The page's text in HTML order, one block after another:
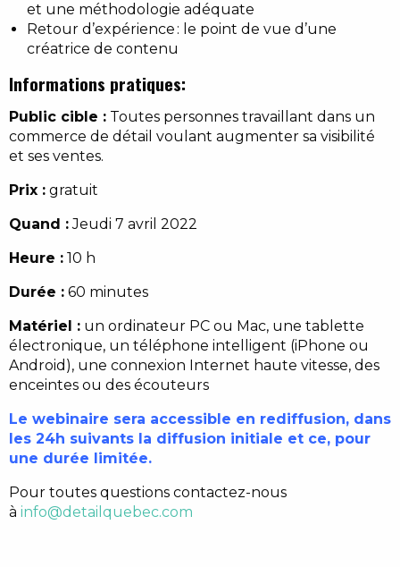
et une méthodologie adéquate
Retour d’expérience : le point de vue d’une
créatrice de contenu
Informations pratiques:
Public cible : Toutes personnes travaillant dans un
commerce de détail voulant augmenter sa visibilité
et ses ventes.
Prix : gratuit
Quand :Jeudi 7 avril 2022
Heure : 10 h
Durée : 60 minutes
Matériel : un ordinateur PC ou Mac, une tablette
électronique, un téléphone intelligent (iPhone ou
Android), une connexion Internet haute vitesse, des
enceintes ou des écouteurs
Le webinaire sera accessible en rediffusion, dans
les 24h suivants la diffusion initiale et ce, pour
une durée limitée.
Pour toutes questions contactez-nous
à info@detailquebec.com